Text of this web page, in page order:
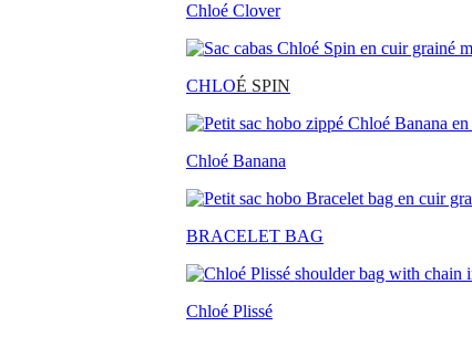
Chloé Clover
CHLOÉ SPIN
Chloé Banana
BRACELET BAG
Chloé Plissé